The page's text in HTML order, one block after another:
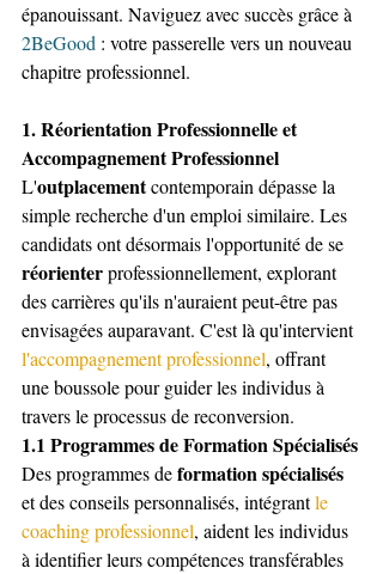
épanouissant. Naviguez avec succès grâce à
2BeGood : votre passerelle vers un nouveau
chapitre professionnel.
1. Réorientation Professionnelle et
Accompagnement Professionnel
L'outplacement contemporain dépasse la
simple recherche d'un emploi similaire. Les
candidats ont désormais l'opportunité de se
réorienter professionnellement, explorant
des carrières qu'ils n'auraient peut-être pas
envisagées auparavant. C'est là qu'intervient
l'accompagnement professionnel, offrant
une boussole pour guider les individus à
travers le processus de reconversion.
1.1 Programmes de Formation Spécialisés
Des programmes de formation spécialisés
et des conseils personnalisés, intégrant le
coaching professionnel, aident les individus
à identifier leurs compétences transférables